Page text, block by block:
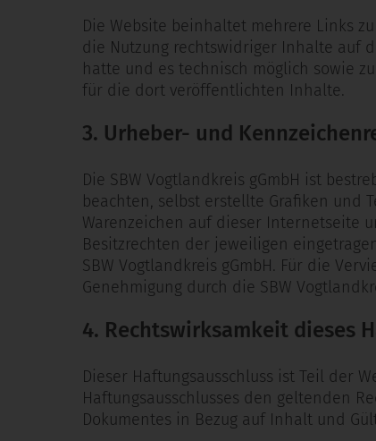
Die Website beinhaltet mehrere Links
die Nutzung rechtswidriger Inhalte auf
hatte und es technisch möglich sowie
für die dort veröffentlichten Inhalte.
3. Urheber- und
Die SBW Vogtlandkreis gGmbH ist
beachten, selbst erstellte Grafiken und
Warenzeichen auf dieser Internetseite
Besitzrechten der jeweiligen
SBW Vogtlandkreis gGmbH. Für die
Genehmigung durch die SBW
4. Rechtswirksamkeit dieses
Dieser Haftungsausschluss ist Teil der
Haftungsausschlusses den geltenden
Dokumentes in Bezug auf Inhalt und